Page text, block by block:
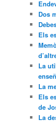
Dos
Els
La
La
Els
de
La